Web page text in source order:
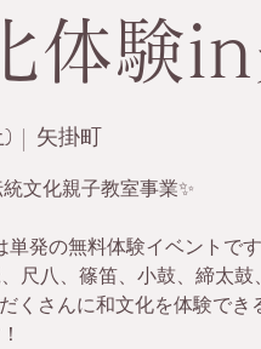
体験
  |
矢掛町
文化親子教室事業✨
発の無料体験イベントです
尺八、篠笛、小鼓、締太鼓
くさんに和文化を体験でき